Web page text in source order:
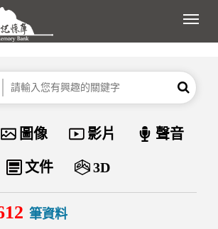
展
關鍵字 搜尋
資料類型
圖像 影片 聲音
文件 3D
筆資料